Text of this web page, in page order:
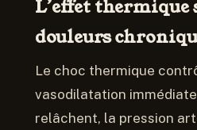
L’effet thermique
douleurs
Le choc thermique
vasodilatation
relâchent, la pression